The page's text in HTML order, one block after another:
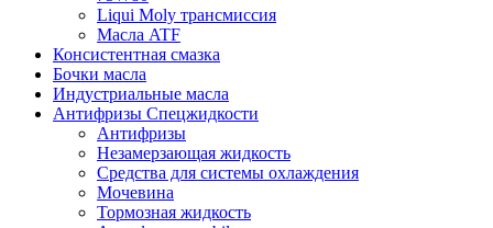
Liqui Moly трансмиссия
Масла ATF
Консистентная смазка
Бочки масла
Индустриальные масла
Антифризы Спецжидкости
Антифризы
Незамерзающая жидкость
Средства для системы охлаждения
Мочевина
Тормозная жидкость